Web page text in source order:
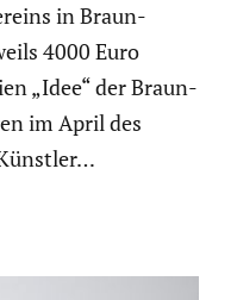
in Braun­
4000 Euro
„Idee“ der Braun­
im April des